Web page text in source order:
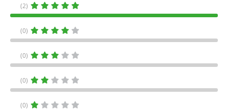
(2)
(0)
(0)
(0)
(0)